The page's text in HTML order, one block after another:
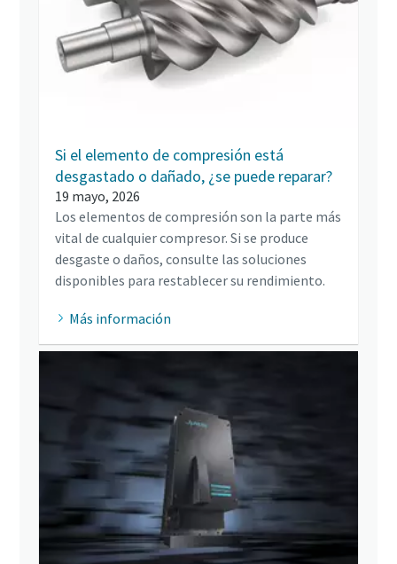
Si el elemento de compresión está
desgastado o dañado, ¿se puede reparar?
19 mayo, 2026
Los elementos de compresión son la parte más
vital de cualquier compresor. Si se produce
desgaste o daños, consulte las soluciones
disponibles para restablecer su rendimiento.
Más información